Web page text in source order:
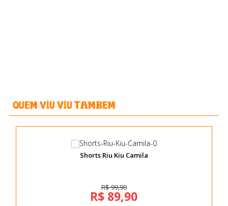
Quem viu Viu Tambem
Shorts Riu Kiu Camila
R$ 99,90
R$ 89,90